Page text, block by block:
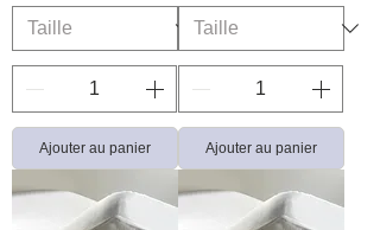
Ajouter au panier Ajouter au panier